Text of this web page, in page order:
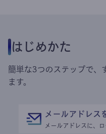
はじめかた
簡単な3つのステップで、
ます。
メールアドレス
メールアドレスに、